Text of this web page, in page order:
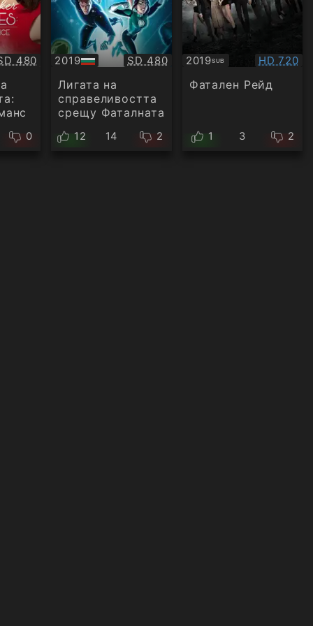
480
0
2019
БГ
аудио
Качество:
SD 480
Лигата на
справеливостта
срещу Фаталната
12 14 2
2019SUB
Субтитри HD 720
Фатален Рейд
1 3 2